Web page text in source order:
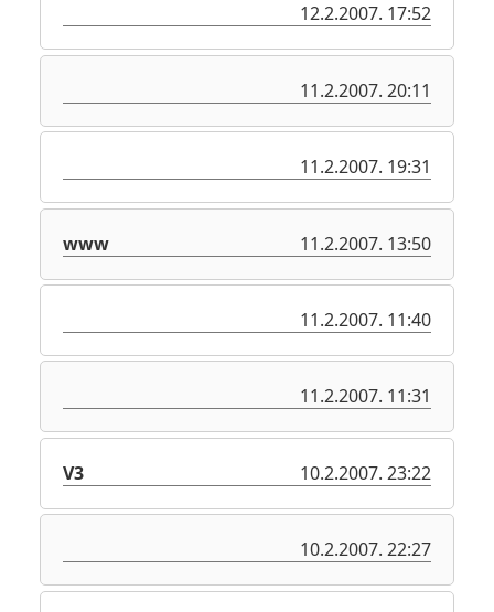
12.2.2007. 17:52
11.2.2007. 20:11
11.2.2007. 19:31
www 11.2.2007. 13:50
11.2.2007. 11:40
11.2.2007. 11:31
V3 10.2.2007. 23:22
10.2.2007. 22:27